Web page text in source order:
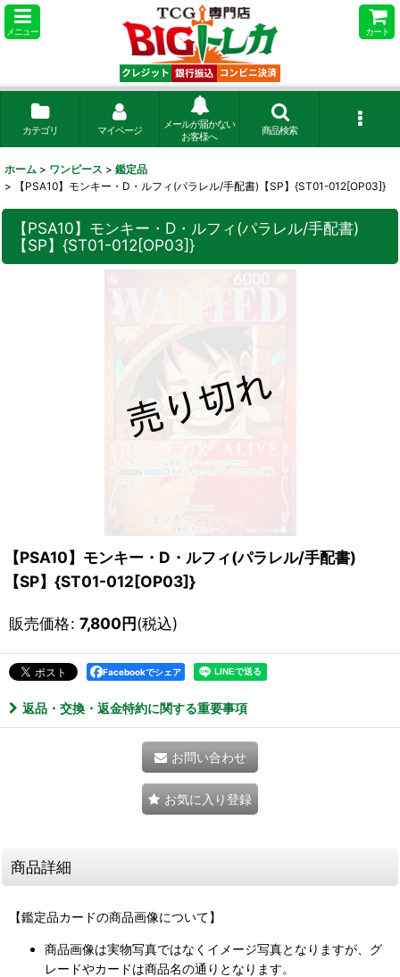
メニュー カート
カテゴリ マイページ
メールが届かない
お客様へ
商品検索
ホーム > ワンピース > 鑑定品
>
【PSA10】モンキー・D・ルフィ(パラレル/手配書)【SP】{ST01-012[OP03]}
【PSA10】モンキー・D・ルフィ(パラレル/手配書)
【SP】{ST01-012[OP03]}
【PSA10】モンキー・D・ルフィ(パラレル/手配書)
【SP】{ST01-012[OP03]}
販売価格: 7,800円(税込)
Facebookでシェア
返品・交換・返金特約に関する重要事項
お問い合わせ
お気に入り登録
商品詳細
【鑑定品カードの商品画像について】
商品画像は実物写真ではなくイメージ写真となりますが、グ
レードやカードは商品名の通りとなります。